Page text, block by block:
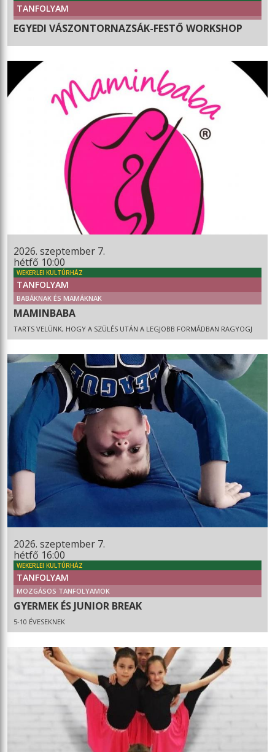
TANFOLYAM
EGYEDI VÁSZONTORNAZSÁK-FESTŐ WORKSHOP
2026. szeptember 7.
hétfő 10:00
WEKERLEI KULTÚRHÁZ
TANFOLYAM
BABÁKNAK ÉS MAMÁKNAK
MAMINBABA
TARTS VELÜNK, HOGY A SZÜLÉS UTÁN A LEGJOBB FORMÁDBAN RAGYOGJ
2026. szeptember 7.
hétfő 16:00
WEKERLEI KULTÚRHÁZ
TANFOLYAM
MOZGÁSOS TANFOLYAMOK
GYERMEK ÉS JUNIOR BREAK
5-10 ÉVESEKNEK